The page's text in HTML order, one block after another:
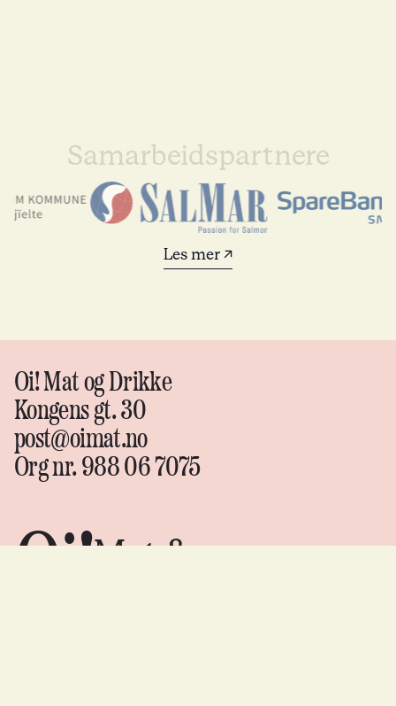
Samarbeidspartnere
Les mer ↗
Oi! Mat og Drikke
Kongens gt. 30
post@oimat.no
Org nr. 988 06 7075
Oi!Mat &